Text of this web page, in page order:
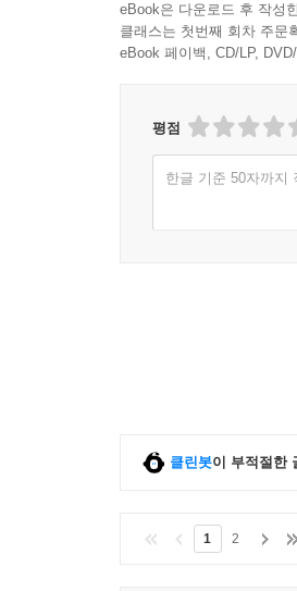
eBook은 다운로드 후 작성
클래스는 첫번째 회차 주문
eBook 페이백, CD/LP,
평점
한글 기준 50자까지
클린봇이 부적절한
1 2